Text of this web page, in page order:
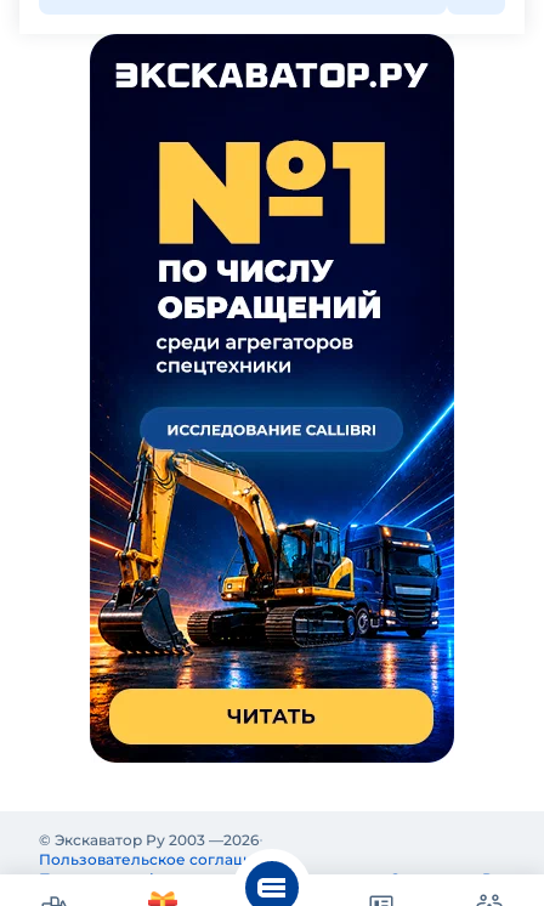
© Экскаватор Ру 2003 —2026
Пользовательское соглашение
Политика конфиденциальности
Реклама на Экскаватор Ру